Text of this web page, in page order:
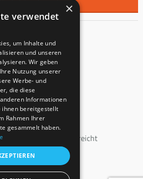
Kontakt
Innentreppen s.r.o.
Mladoňovice 65
PLZ: 675 32
Tschechien
IdNr.: CZ23855991
C 147862
Brünn eingereicht
+43 664 160 46 40
treppen.de
×
verwendet
um Inhalte und
und unseren
Wir geben
Nutzung unserer
Werbe- und
die diese
Informationen
ihnen bereitgestellt
Rahmen Ihrer
gesammelt haben.